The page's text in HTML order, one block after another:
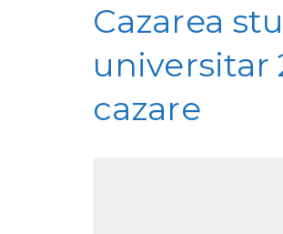
Cazarea
universitar
cazare